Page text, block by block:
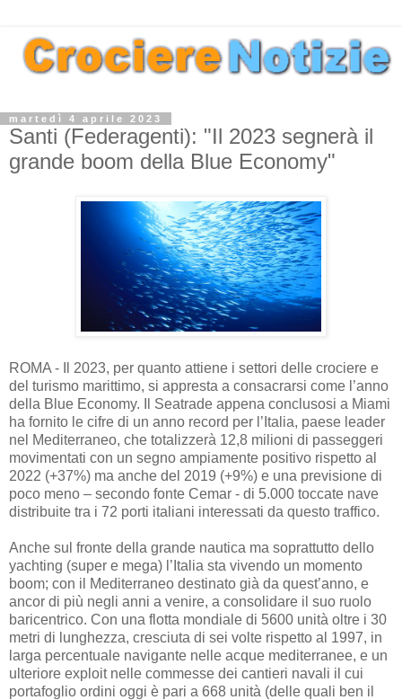
martedì 4 aprile 2023
Santi (Federagenti): "Il 2023 segnerà il
grande boom della Blue Economy"
ROMA - Il 2023, per quanto attiene i settori delle crociere e
del turismo marittimo, si appresta a consacrarsi come l’anno
della Blue Economy. Il Seatrade appena conclusosi a Miami
ha fornito le cifre di un anno record per l’Italia, paese leader
nel Mediterraneo, che totalizzerà 12,8 milioni di passeggeri
movimentati con un segno ampiamente positivo rispetto al
2022 (+37%) ma anche del 2019 (+9%) e una previsione di
poco meno – secondo fonte Cemar - di 5.000 toccate nave
distribuite tra i 72 porti italiani interessati da questo traffico.
Anche sul fronte della grande nautica ma soprattutto dello
yachting (super e mega) l’Italia sta vivendo un momento
boom; con il Mediterraneo destinato già da quest’anno, e
ancor di più negli anni a venire, a consolidare il suo ruolo
baricentrico. Con una flotta mondiale di 5600 unità oltre i 30
metri di lunghezza, cresciuta di sei volte rispetto al 1997, in
larga percentuale navigante nelle acque mediterranee, e un
ulteriore exploit nelle commesse dei cantieri navali il cui
portafoglio ordini oggi è pari a 668 unità (delle quali ben il